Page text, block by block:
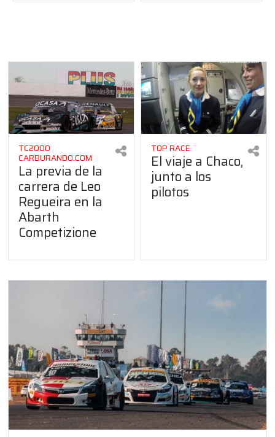
TC2000
CARBURANDO.COM
La previa de la
carrera de Leo
Regueira en la
Abarth
Competizione
TOP RACE
El viaje a Chaco,
junto a los
pilotos